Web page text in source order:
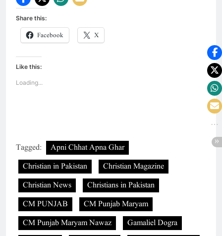
Share this:
Facebook X
Like this:
Loading...
Tagged:
Apni Chhat Apna Ghar
Christian in Pakistan
Christian Magazine
Christian News
Christians in Pakistan
CM PUNJAB
CM Punjab Maryam
CM Punjab Maryam Nawaz
Gamaliel Dogra